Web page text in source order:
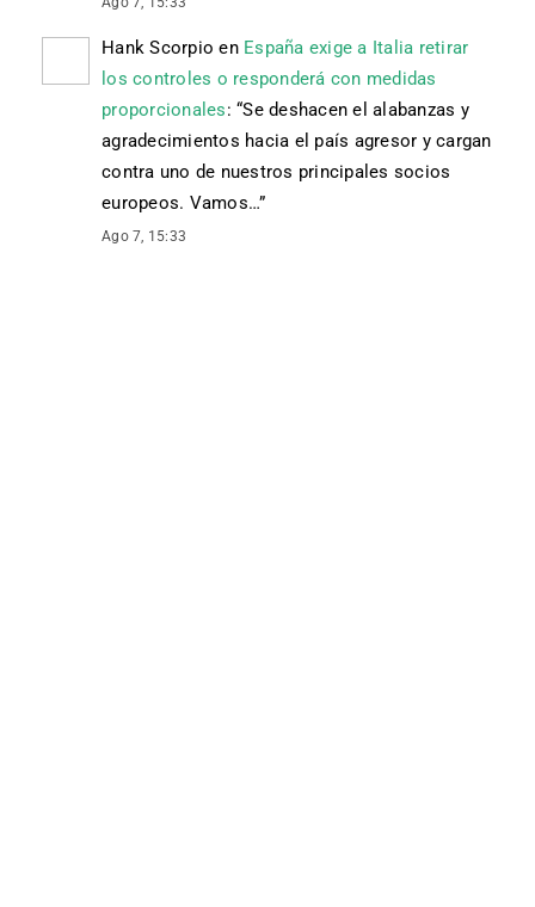
Hank Scorpio en España exige a Italia retirar
los controles o responderá con medidas
proporcionales: “Se deshacen el alabanzas y
agradecimientos hacia el país agresor y cargan
contra uno de nuestros principales socios
europeos. Vamos…”
Ago 7, 15:33